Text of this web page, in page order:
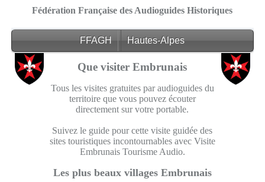
Fédération Française des Audioguides Historiques
FFAGH Hautes-Alpes
Que visiter Embrunais
Tous les visites gratuites par audioguides du
territoire que vous pouvez écouter
directement sur votre portable.
Suivez le guide pour cette visite guidée des
sites touristiques incontournables avec Visite
Embrunais Tourisme Audio.
Les plus beaux villages Embrunais